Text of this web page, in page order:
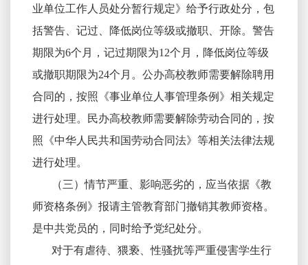
业单位工作人员处分暂行规定》给予行政处分，包
括警告、记过、降低岗位等级或撤职、开除。警告
期限为6个月，记过期限为12个月，降低岗位等级
或撤职期限为24个月。公办高校教师需要解除聘用
合同的，按照《事业单位人事管理条例》相关规定
进行处理。民办高校教师需要解除劳动合同的，按
照《中华人民共和国劳动合同法》等相关法律法规
进行处理。
（三）情节严重、影响恶劣的，应当依据《教
师资格条例》报请主管教育部门撤销其教师资格。
是中共党员的，同时给予党纪处分。
对于有虐待、猥亵、性骚扰等严重侵害学生行